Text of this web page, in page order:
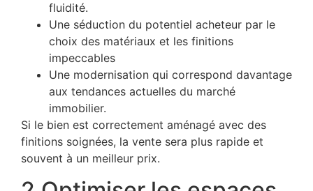
fluidité.
Une séduction du potentiel acheteur par le
choix des matériaux et les finitions
impeccables
Une modernisation qui correspond davantage
aux tendances actuelles du marché
immobilier.
Si le bien est correctement aménagé avec des
finitions soignées, la vente sera plus rapide et
souvent à un meilleur prix.